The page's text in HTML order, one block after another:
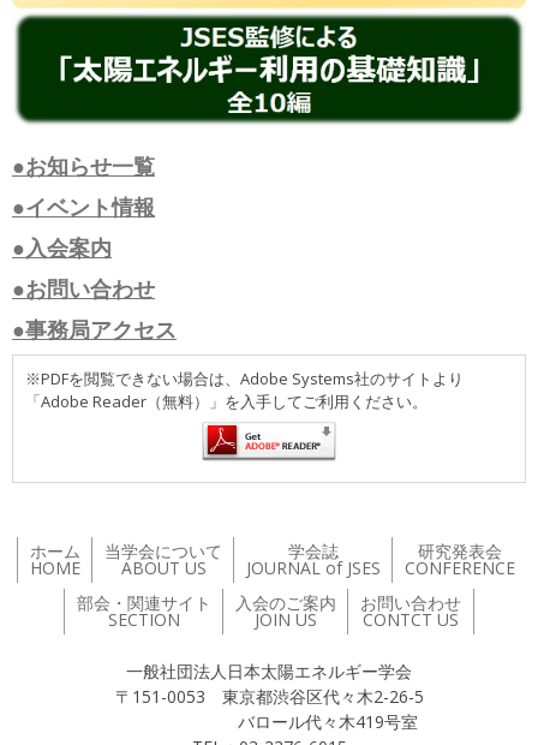
●お知らせ一覧
●イベント情報
●入会案内
●お問い合わせ
●事務局アクセス
※PDFを閲覧できない場合は、Adobe Systems社のサイトより
「Adobe Reader（無料）」を入手してご利用ください。
ホーム
HOME
当学会について
ABOUT US
学会誌
JOURNAL of JSES
研究発表会
CONFERENCE
部会・関連サイト
SECTION
入会のご案内
JOIN US
お問い合わせ
CONTCT US
一般社団法人日本太陽エネルギー学会
〒151-0053 東京都渋谷区代々木2-26-5
バロール代々木419号室